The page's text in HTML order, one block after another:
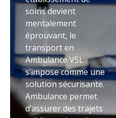
soins devient
mentalement
éprouvant, le
transport en
Ambulance VSL
s’impose comme une
solution sécurisante.
Ambulance permet
d’assurer des trajets